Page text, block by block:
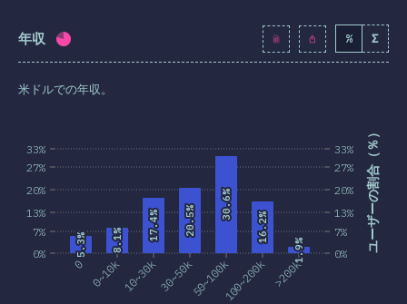
年収 回答記入率： % Σ
米ドルでの年収。
0%
7%
13%
20%
27%
33% ユーザーの割合（％）
0 0~10k10~30k30~50k50~100k100~200k >200k
0%
7%
13%
20%
27%
33%
5.3%
5.3% 8.1%
8.1% 17.4%
17.4% 20.5%
20.5% 30.6%
30.6%
16.2%
16.2%
1.9%
1.9%